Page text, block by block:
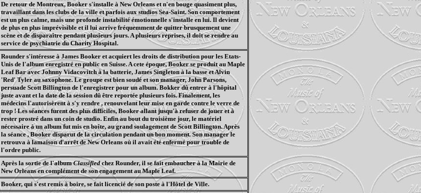
De retour de Montreux, Booker s'installe à New Orleans et n'en bouge quasiment plus,
travaillant dans les clubs de la ville et parfois aux studios Sea-Saint. Son comportement
est un plus calme, mais une profonde instabilité émotionnelle s'installe en lui. Il devient
de plus en plus imprévisible et il lui arrive fréquemment de quitter brusquement une
scène et de disparaître pendant plusieurs jours. A plusieurs reprises, il doit se rendre au
service de psychiatrie du Charity Hospital.
Rounder s'intéresse à James Booker et acquiert les droits de distribution pour les Etats-
Unis de l'album enregistré en public en Suisse. A cete époque, Booker se produit au Maple
Leaf Bar avec Johnny Vidacovitch à la batterie, James Singleton à la basse et Alvin
'Red' Tyler au saxophone. Le groupe est bien soudé et son manager, John Parsons,
persuade Scott Billington de l'enregistrer pour un album. Bokker dû entrer à l'hôpital
juste avant et la date de la session dû être reportée plusieurs fois. Finalement, les
médecins l'autorisèrent à s'y rendre , renouvelant leur mise en garde contre le verre de
trop ! Les séances furent des plus difficiles, Booker allant jusqu'à refuser de jouer et à
rester prostré dans un coin de studio. Enfin au bout du troisième jour, le matériel
nécessaire à un album fut mis en boîte, au grand soulagement de Scott Billington. Après
la séance , Booker disparut de la circulation pendant un bon moment. Son manager le
retrouva à lamaison d'arrêt de New Orleans où il avait été enfermé pour trouble de
l'ordre public.
Après la sortie de l'albumClassifiedchez Rounder, il se fait embaucher à la Mairie de
New Orleans en complément de son engagement au Maple Leaf.
Booker, qui s'est remis à boire, se fait licencié de son poste à l'Hôtel de Ville.